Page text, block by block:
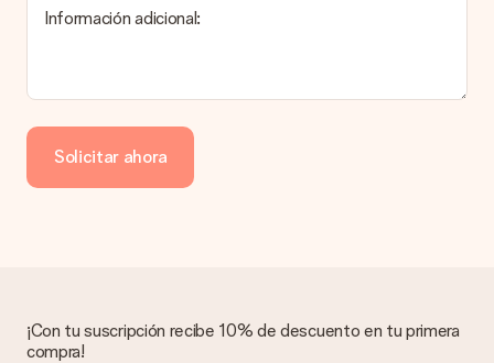
Información adicional:
Solicitar ahora
¡Con tu suscripción recibe 10% de descuento en tu primera
compra!